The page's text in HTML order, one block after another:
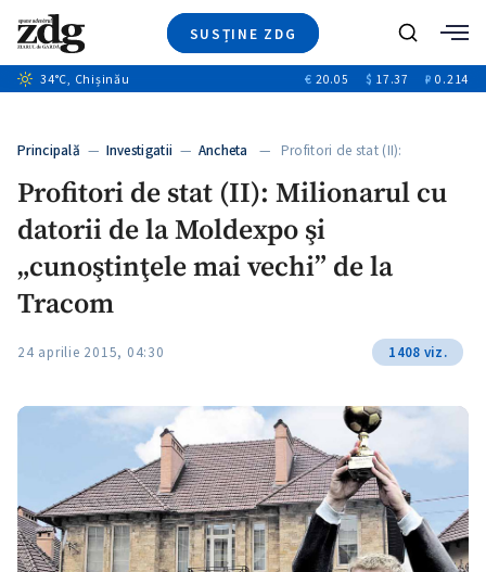
SUSȚINE ZDG
Ştiri
+14
Special
Blog
Caută
34°C, Chișinău € 20.05 $ 17.37 ₽ 0.214
Principală — Investigatii — Ancheta
— Profitori de stat (II):
Profitori de stat (II): Milionarul cu
datorii de la Moldexpo şi
„cunoştinţele mai vechi” de la
Tracom
24 aprilie 2015, 04:30 1408 viz.